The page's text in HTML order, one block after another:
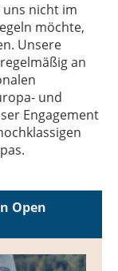
uns nicht im
möchte,
Unsere
an
und
Engagement
Open